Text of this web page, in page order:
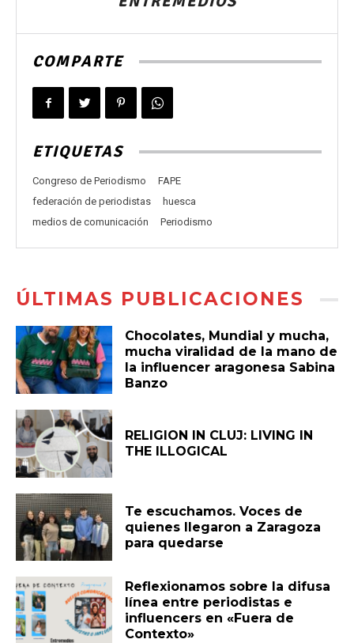
COMPARTE
ETIQUETAS
Congreso de Periodismo
FAPE
federación de periodistas
huesca
medios de comunicación
Periodismo
ÚLTIMAS PUBLICACIONES
Chocolates, Mundial y mucha,
mucha viralidad de la mano de
la influencer aragonesa Sabina
Banzo
RELIGION IN CLUJ: LIVING IN
THE ILLOGICAL
Te escuchamos. Voces de
quienes llegaron a Zaragoza
para quedarse
Reflexionamos sobre la difusa
línea entre periodistas e
influencers en «Fuera de
Contexto»